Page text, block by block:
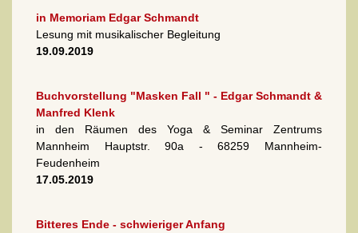
in Memoriam Edgar Schmandt
Lesung mit musikalischer Begleitung
19.09.2019
Buchvorstellung "Masken Fall " - Edgar Schmandt &
Manfred Klenk
in den Räumen des Yoga & Seminar Zentrums
Mannheim Hauptstr. 90a - 68259 Mannheim-
Feudenheim
17.05.2019
Bitteres Ende - schwieriger Anfang